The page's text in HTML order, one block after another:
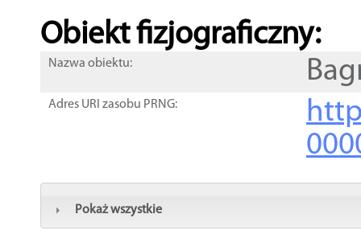
Obiekt fizjograficzny:
Nazwa obiektu:
Adres URI zasobu PRNG:
Pokaż wszystkie